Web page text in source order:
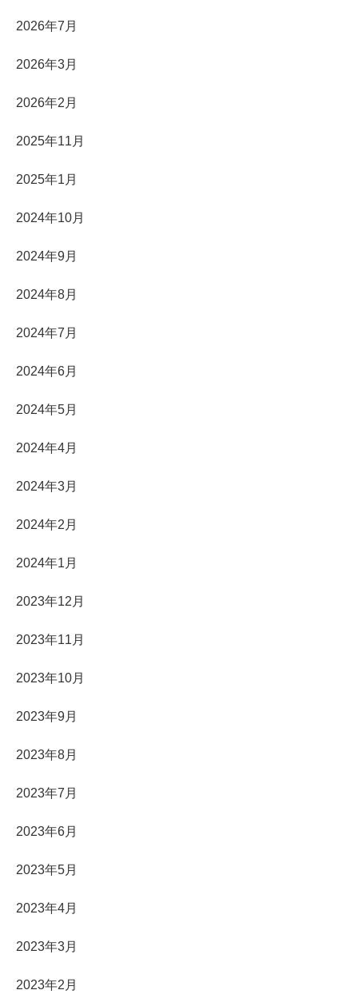
2026年7月
2026年3月
2026年2月
2025年11月
2025年1月
2024年10月
2024年9月
2024年8月
2024年7月
2024年6月
2024年5月
2024年4月
2024年3月
2024年2月
2024年1月
2023年12月
2023年11月
2023年10月
2023年9月
2023年8月
2023年7月
2023年6月
2023年5月
2023年4月
2023年3月
2023年2月